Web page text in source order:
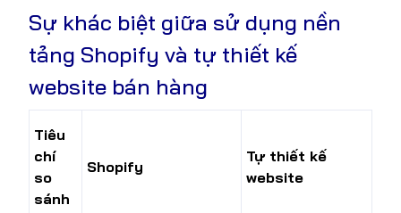
Sự khác biệt giữa sử dụng nền
tảng Shopify và tự thiết kế
website bán hàng
Tiêu
chí
so
sánh
Shopify
Tự thiết kế
website